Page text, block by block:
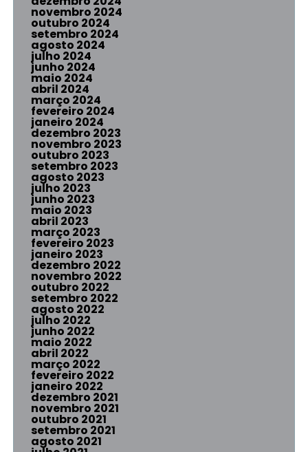
novembro 2024
outubro 2024
setembro 2024
agosto 2024
julho 2024
junho 2024
maio 2024
abril 2024
março 2024
fevereiro 2024
janeiro 2024
dezembro 2023
novembro 2023
outubro 2023
setembro 2023
agosto 2023
julho 2023
junho 2023
maio 2023
abril 2023
março 2023
fevereiro 2023
janeiro 2023
dezembro 2022
novembro 2022
outubro 2022
setembro 2022
agosto 2022
julho 2022
junho 2022
maio 2022
abril 2022
março 2022
fevereiro 2022
janeiro 2022
dezembro 2021
novembro 2021
outubro 2021
setembro 2021
agosto 2021